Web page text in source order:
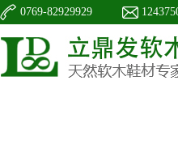
0769-82929929